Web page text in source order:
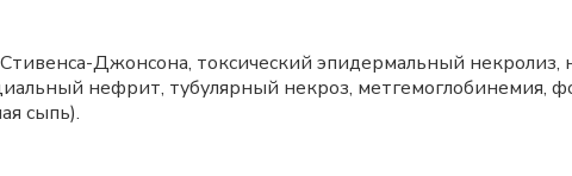
Джонсона, токсический эпидермальный
нефрит, тубулярный некроз, метгемоглобинемия,
сыпь).